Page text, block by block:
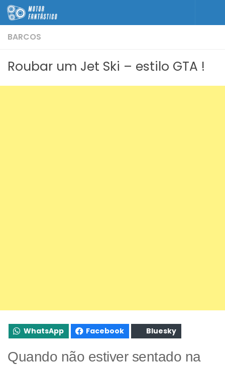
Skip to content
BARCOS
Roubar um Jet Ski – estilo GTA !
WhatsApp Facebook Bluesky
Quando não estiver sentado na